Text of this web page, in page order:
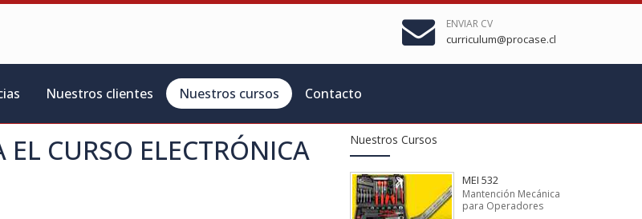
ENVIAR CV
curriculum@procase.cl
Nuestros clientes Nuestros cursos Contacto
EL CURSO ELECTRÓNICA
Nuestros Cursos
MEI 532
Mantención Mecánica
para Operadores